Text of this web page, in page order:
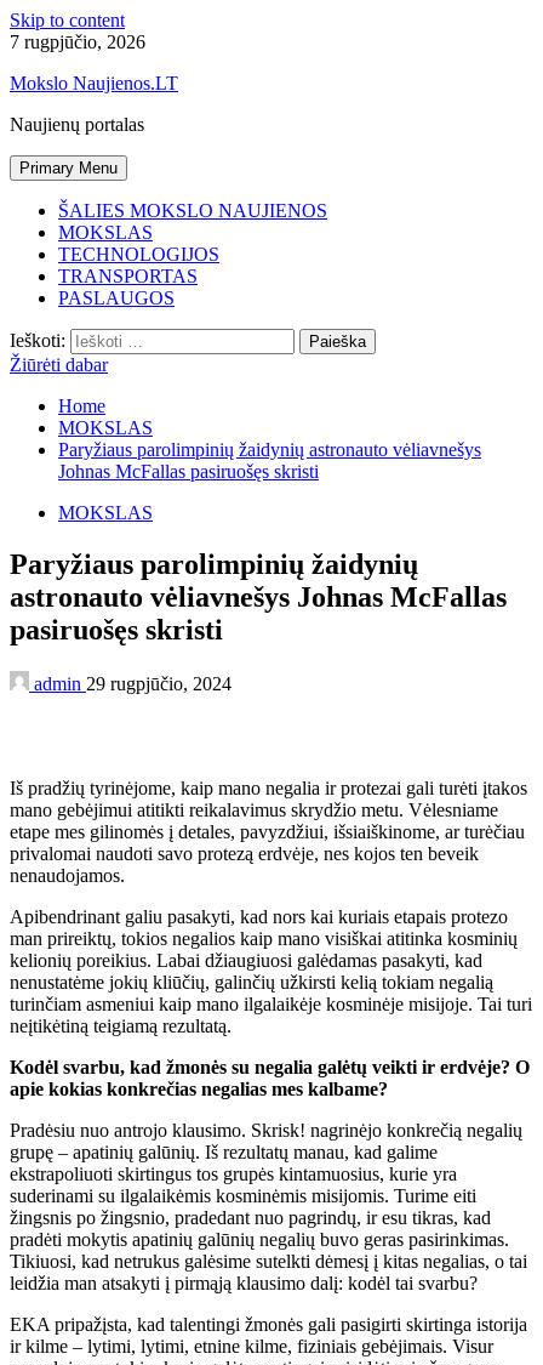
Skip to content
7 rugpjūčio, 2026
Mokslo Naujienos.LT
Naujienų portalas
Primary Menu
ŠALIES MOKSLO NAUJIENOS
MOKSLAS
TECHNOLOGIJOS
TRANSPORTAS
PASLAUGOS
Ieškoti:
Žiūrėti dabar
Home
MOKSLAS
Paryžiaus parolimpinių žaidynių astronauto vėliavnešys
Johnas McFallas pasiruošęs skristi
MOKSLAS
Paryžiaus parolimpinių žaidynių
astronauto vėliavnešys Johnas McFallas
pasiruošęs skristi
admin 29 rugpjūčio, 2024
Iš pradžių tyrinėjome, kaip mano negalia ir protezai gali turėti įtakos
mano gebėjimui atitikti reikalavimus skrydžio metu. Vėlesniame
etape mes gilinomės į detales, pavyzdžiui, išsiaiškinome, ar turėčiau
privalomai naudoti savo protezą erdvėje, nes kojos ten beveik
nenaudojamos.
Apibendrinant galiu pasakyti, kad nors kai kuriais etapais protezo
man prireiktų, tokios negalios kaip mano visiškai atitinka kosminių
kelionių poreikius. Labai džiaugiuosi galėdamas pasakyti, kad
nenustatėme jokių kliūčių, galinčių užkirsti kelią tokiam negalią
turinčiam asmeniui kaip mano ilgalaikėje kosminėje misijoje. Tai turi
neįtikėtiną teigiamą rezultatą.
Kodėl svarbu, kad žmonės su negalia galėtų veikti ir erdvėje? O
apie kokias konkrečias negalias mes kalbame?
Pradėsiu nuo antrojo klausimo. Skrisk! nagrinėjo konkrečią negalių
grupę – apatinių galūnių. Iš rezultatų manau, kad galime
ekstrapoliuoti skirtingus tos grupės kintamuosius, kurie yra
suderinami su ilgalaikėmis kosminėmis misijomis. Turime eiti
žingsnis po žingsnio, pradedant nuo pagrindų, ir esu tikras, kad
pradėti mokytis apatinių galūnių negalių buvo geras pasirinkimas.
Tikiuosi, kad netrukus galėsime sutelkti dėmesį į kitas negalias, o tai
leidžia man atsakyti į pirmąją klausimo dalį: kodėl tai svarbu?
EKA pripažįsta, kad talentingi žmonės gali pasigirti skirtinga istorija
ir kilme – lytimi, lytimi, etnine kilme, fiziniais gebėjimais. Visur